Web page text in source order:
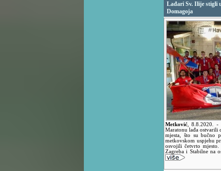
Lađari Sv. Ilije stigli
Domagoja
Metković ,8.8.2020. -
Maratonu lađa ostvarili
mjesta, što su bučno
metkovskom uspjehu
osvojili četvrto mjesto.
Zagreba i Stabilne na